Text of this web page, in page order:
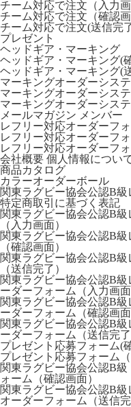
チーム対応で注文（入力画
チーム対応で注文（確認画
チーム対応で注文(送信完
プレゼント
ヘッドギア・マーキング
ヘッドギア・マーキング(
ヘッドギア・マーキング(
マーキングオーダーシス
マーキングオーダーシス
マーキングオーダーシス
メールマガジン メンバー
レフリー対応オーダーフ
レフリー対応オーダーフ
レフリー対応オーダーフ
会社概要 個人情報につい
商品カタログ
カラーオーダーボール
関東ラグビー協会公認B
特定商取引に基づく表記
関東ラグビー協会公認B
（入力画面）
関東ラグビー協会公認B
（確認画面）
関東ラグビー協会公認B
（送信完了）
関東ラグビー協会公認B
ーダーフォーム（入力画面
関東ラグビー協会公認B
ーダーフォーム（確認画面
関東ラグビー協会公認B
ーダーフォーム（送信完了
プレゼント応募フォーム(
プレゼント応募フォーム（
関東ラグビー協会公認B
ォーム（確認画面）
関東ラグビー協会公認B
オーダーフォーム（送信完